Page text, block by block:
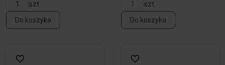
szt
Do koszyka
szt
Do koszyka